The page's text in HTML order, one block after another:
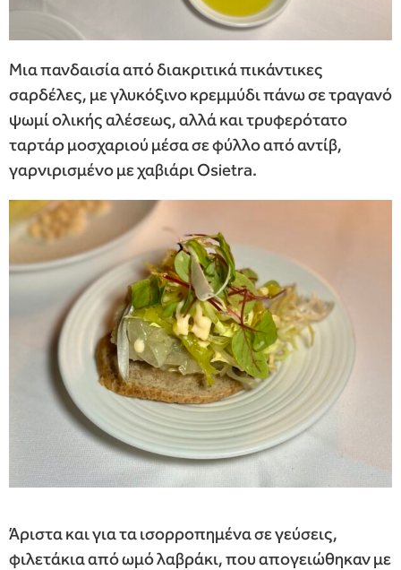
Μια πανδαισία από διακριτικά πικάντικες
σαρδέλες, με γλυκόξινο κρεμμύδι πάνω σε τραγανό
ψωμί ολικής αλέσεως, αλλά και τρυφερότατο
ταρτάρ μοσχαριού μέσα σε φύλλο από αντίβ,
γαρνιρισμένο με χαβιάρι Osietra.
Άριστα και για τα ισορροπημένα σε γεύσεις,
φιλετάκια από ωμό λαβράκι, που απογειώθηκαν με